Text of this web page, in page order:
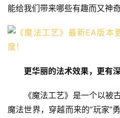
能给我们带来哪些有趣而又神
更华丽的法术效果，更有
《魔法工艺》是一个以被
魔法世界，穿越而来的“玩家”